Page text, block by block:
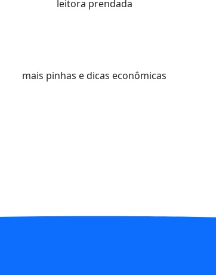
leitora prendada
mais pinhas e dicas econômicas